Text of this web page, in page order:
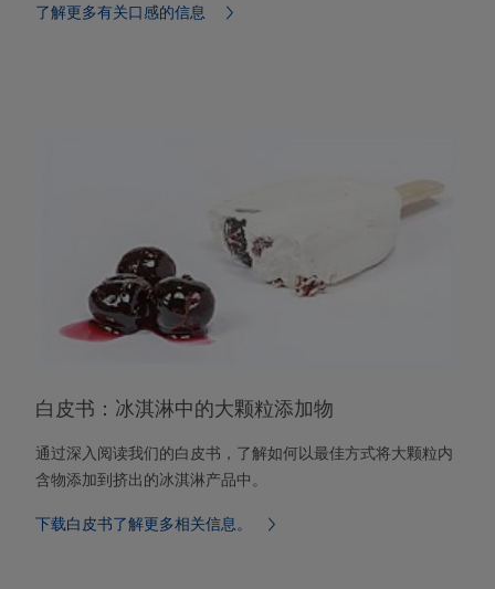
了解更多有关口感的信息
白皮书：冰淇淋中的大颗粒添加物
通过深入阅读我们的白皮书，了解如何以最佳方式将大颗粒内
含物添加到挤出的冰淇淋产品中。
下载白皮书了解更多相关信息。